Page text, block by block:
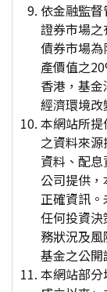
依金融監
證券市場
債券市場
產價值之
香港，基
經濟環境改
本網站所
之資料來
資料、配
公司提供
正確資訊
任何投資
務狀況及
基金之公開
本網站部